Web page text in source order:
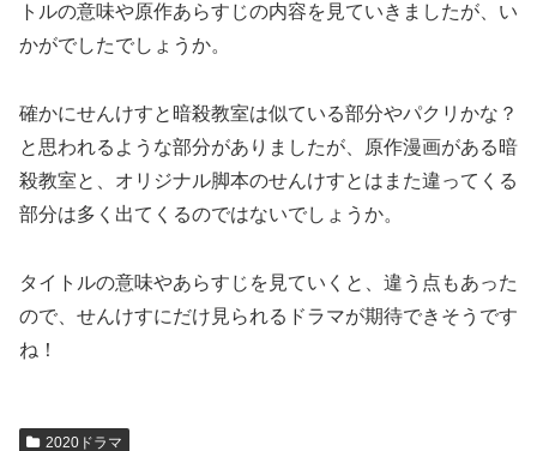
トルの意味や原作あらすじの内容を見ていきましたが、い
かがでしたでしょうか。
確かにせんけすと暗殺教室は似ている部分やパクリかな？
と思われるような部分がありましたが、原作漫画がある暗
殺教室と、オリジナル脚本のせんけすとはまた違ってくる
部分は多く出てくるのではないでしょうか。
タイトルの意味やあらすじを見ていくと、違う点もあった
ので、せんけすにだけ見られるドラマが期待できそうです
ね！
2020ドラマ